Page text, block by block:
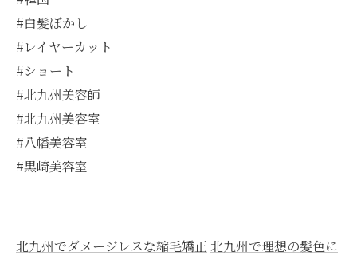
#白髪ぼかし
#レイヤーカット
#ショート
#北九州美容師
#北九州美容室
#八幡美容室
#黒崎美容室
北九州でダメージレスな縮毛矯正 北九州で理想の髪色に